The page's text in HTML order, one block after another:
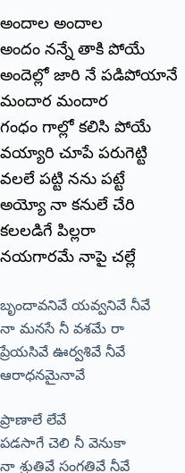
అందాల అందాల
అందం నన్నే తాకి పోయే
అందెల్లో జారి నే పడిపోయానే
మందార మందార
గంధం గాల్లో కలిసి పోయే
వయ్యారి చూపే పరుగెట్టి
వలలే పట్టి నను పట్టే
అయ్యో నా కనులే చేరి
కలలడిగే పిల్లరా
నయగారమే నాపై చల్లే
బృందావనివే యవ్వనివే నీవే
నా మనసే నీ వశమే రా
ప్రేయసివే ఊర్వశివే నీవే
ఆరాధనమైనావే
ప్రాణాలే లేవే
పడసాగే చెలి నీ వెనుకా
నా శ్రుతివే సంగతివే నీవే